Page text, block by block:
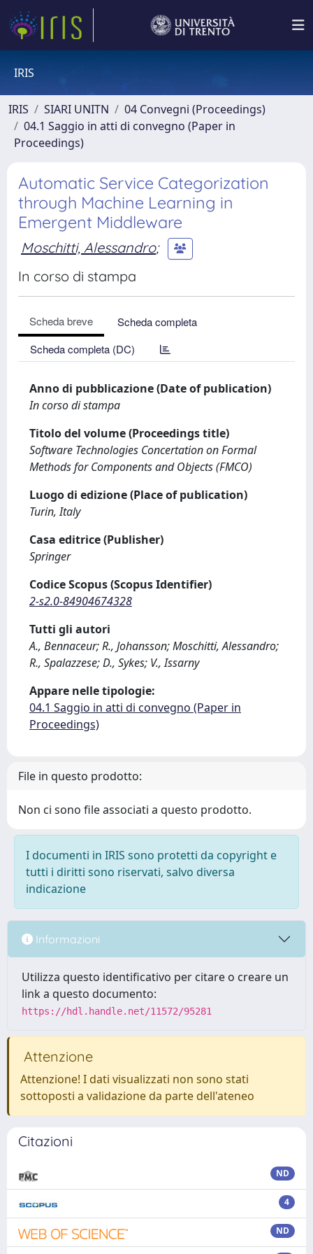
IRIS
IRIS SIARI UNITN
04 Convegni (Proceedings)
04.1 Saggio in atti di convegno (Paper in
Proceedings)
Automatic Service Categorization
through Machine Learning in
Emergent Middleware
Moschitti, Alessandro;
In corso di stampa
Scheda breve
Scheda completa
Scheda completa (DC)
Anno di pubblicazione (Date of publication)
In corso di stampa
Titolo del volume (Proceedings title)
Software Technologies Concertation on Formal
Methods for Components and Objects (FMCO)
Luogo di edizione (Place of publication)
Turin, Italy
Casa editrice (Publisher)
Springer
Codice Scopus (Scopus Identifier)
2-s2.0-84904674328
Tutti gli autori
A., Bennaceur; R., Johansson; Moschitti, Alessandro;
R., Spalazzese; D., Sykes; V., Issarny
Appare nelle tipologie:
04.1 Saggio in atti di convegno (Paper in
Proceedings)
File in questo prodotto:
Non ci sono file associati a questo prodotto.
I documenti in IRIS sono protetti da copyright e
tutti i diritti sono riservati, salvo diversa
indicazione
Informazioni
Utilizza questo identificativo per citare o creare un
link a questo documento:
https://hdl.handle.net/11572/95281
Attenzione
Attenzione! I dati visualizzati non sono stati
sottoposti a validazione da parte dell'ateneo
Citazioni
ND
4
ND